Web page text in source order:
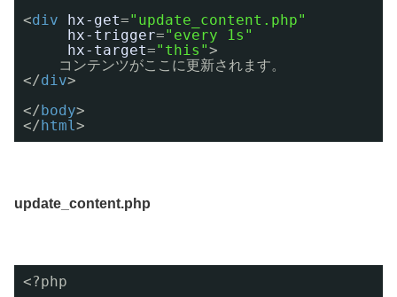
<div hx-get="update_content.php"
hx-trigger="every 1s"
hx-target="this">
コンテンツがここに更新されます。
</div>
</ body>
</ html>
update_content.php
<?php